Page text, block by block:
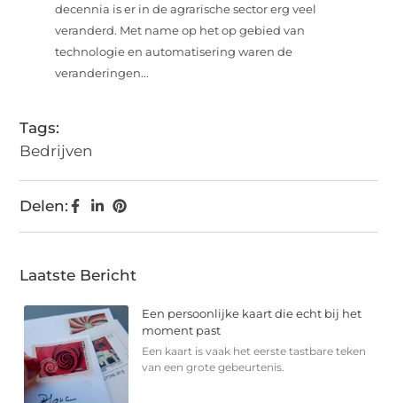
decennia is er in de agrarische sector erg veel
veranderd. Met name op het op gebied van
technologie en automatisering waren de
veranderingen...
Tags:
Bedrijven
Delen:
Laatste Bericht
Een persoonlijke kaart die echt bij het
moment past
Een kaart is vaak het eerste tastbare teken
van een grote gebeurtenis.